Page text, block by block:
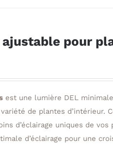
ajustable pour
est une lumière DEL
de plantes d’intérieur.
d’éclairage uniques de vos
d’éclairage pour une